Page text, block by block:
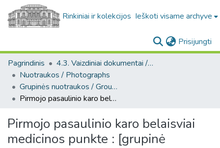
Rinkiniai ir kolekcijos Ieškoti visame archyve
Prisijungti
Pagrindinis
4.3. Vaizdiniai dokumentai / Visual documents
Nuotraukos / Photographs
Grupinės nuotraukos / Group photos
Pirmojo pasaulinio karo belaisviai medicinos punkte : [grupinė fotografija]
Pirmojo pasaulinio karo belaisviai
medicinos punkte : [grupinė